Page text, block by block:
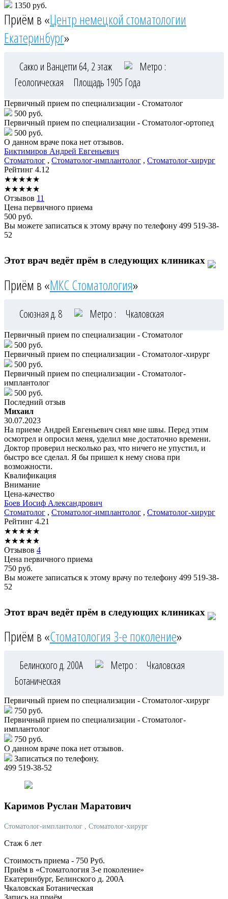
1350 руб.
Приём в «Центр немецкой стоматологии
Екатеринбург»
Сакко и Ванцетти 64, 2 этаж
Метро :
Геологическая
Площадь 1905 Года
Первичный прием по специализации - Стоматолог
500 руб.
Первичный прием по специализации - Стоматолог-ортопед
500 руб.
О данном враче пока нет отзывов.
Биктимиров Андрей Евгеньевич
Стоматолог , Стоматолог-имплантолог , Стоматолог-хирург
Рейтинг 4.12
★★★★★
★★★★★
Отзывов 11
Цена первичного приема
500 руб.
Вы можете записаться к этому врачу по телефону 499 519-38-
52
Этот врач ведёт прём в следующих клиниках
Приём в «МКС Стоматология»
Союзная д. 8 Метро : Чкаловская
Первичный прием по специализации - Стоматолог
500 руб.
Первичный прием по специализации - Стоматолог-хирург
500 руб.
Первичный прием по специализации - Стоматолог-
имплантолог
500 руб.
Последний отзыв
Михаил
30.07.2023
На приеме Андрей Евгеньевич снял мне швы. Перед этим
осмотрел и опросил меня, уделил мне достаточно времени.
Доктор проверил несколько раз, что ничего не упустил, и
быстро все сделал. Я бы пришел к нему снова при
возможности.
Квалификация
Внимание
Цена-качество
Боев Иосиф Александрович
Стоматолог , Стоматолог-имплантолог , Стоматолог-хирург
Рейтинг 4.21
★★★★★
★★★★★
Отзывов 4
Цена первичного приема
750 руб.
Вы можете записаться к этому врачу по телефону 499 519-38-
52
Этот врач ведёт прём в следующих клиниках
Приём в «Стоматология 3-е поколение»
Белинского д. 200А Метро :
Чкаловская
Ботаническая
Первичный прием по специализации - Стоматолог-хирург
750 руб.
Первичный прием по специализации - Стоматолог-
имплантолог
750 руб.
О данном враче пока нет отзывов.
Записаться по телефону.
499 519-38-52
Каримов Руслан Маратович
Стоматолог-имплантолог , Стоматолог-хирург
Стаж 6 лет
Стоимость приема - 750 Руб.
Приём в «Стоматология 3-е поколение»
Екатеринбург, Белинского д. 200А
Чкаловская Ботаническая
Запись на приём